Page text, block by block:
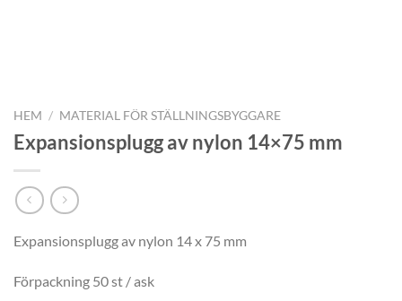
HEM / MATERIAL FÖR STÄLLNINGSBYGGARE
Expansionsplugg av nylon 14×75 mm
Expansionsplugg av nylon 14 x 75 mm
Förpackning 50 st / ask